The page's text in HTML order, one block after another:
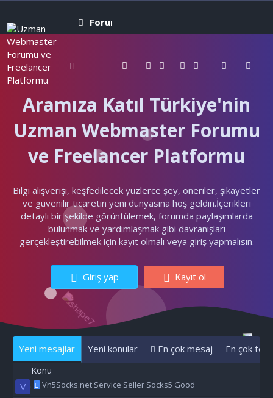
Forumlar
Aramıza Katıl Türkiye'nin
Uzman Webmaster Forumu
ve Freelancer Platformu
Bilgi alışverişi, keşfedilecek yüzlerce şey, öneriler, şikayetler
ve güvenilir ticaretin yeni dünyasına hoş geldin.İçerikleri
detaylı bir şekilde görüntülemek, forumda paylaşımlarda
bulunmak ve yardımlaşmak gibi davranışları
gerçekleştirebilmek için kayıt olmalı veya giriş yapmalısın.
Giriş yap Kayıt ol
Yeni mesajlar Yeni konular En çok mesaj En çok
Konu
V Vn5Socks.net Service Seller Socks5 Good